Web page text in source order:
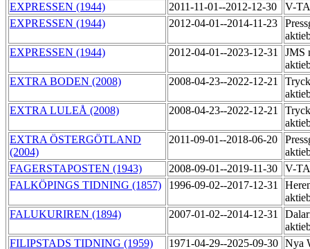
EXPRESSEN (1944)
2011-11-01--2012-12-30
V-
EXPRESSEN (1944)
2012-04-01--2014-11-23
EXPRESSEN (1944)
2012-04-01--2023-12-31
JMS
EXTRA BODEN (2008)
2008-04-23--2022-12-21
EXTRA LULEÅ (2008)
2008-04-23--2022-12-21
EXTRA ÖSTERGÖTLAND
(2004)
2011-09-01--2018-06-20
FAGERSTAPOSTEN (1943)
2008-09-01--2019-11-30
V-
FALKÖPINGS TIDNING (1857)
1996-09-02--2017-12-31
FALUKURIREN (1894)
2007-01-02--2014-12-31
FILIPSTADS TIDNING (1959)
1971-04-29--2025-09-30 Nya